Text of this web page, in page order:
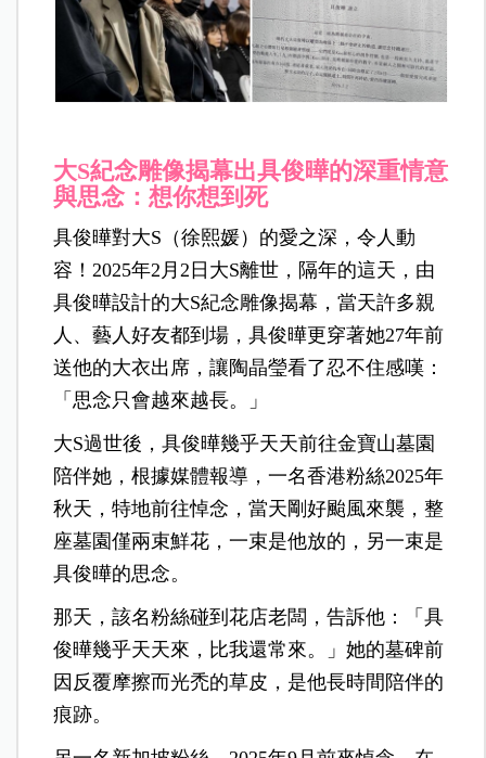
大S紀念雕像揭幕出具俊曄的深重情意
與思念：想你想到死
具俊曄對大S（徐熙媛）的愛之深，令人動
容！2025年2月2日大S離世，隔年的這天，由
具俊曄設計的大S紀念雕像揭幕，當天許多親
人、藝人好友都到場，具俊曄更穿著她27年前
送他的大衣出席，讓陶晶瑩看了忍不住感嘆：
「思念只會越來越長。」
大S過世後，具俊曄幾乎天天前往金寶山墓園
陪伴她，根據媒體報導，一名香港粉絲2025年
秋天，特地前往悼念，當天剛好颱風來襲，整
座墓園僅兩束鮮花，一束是他放的，另一束是
具俊曄的思念。
那天，該名粉絲碰到花店老闆，告訴他：「具
俊曄幾乎天天來，比我還常來。」她的墓碑前
因反覆摩擦而光禿的草皮，是他長時間陪伴的
痕跡。